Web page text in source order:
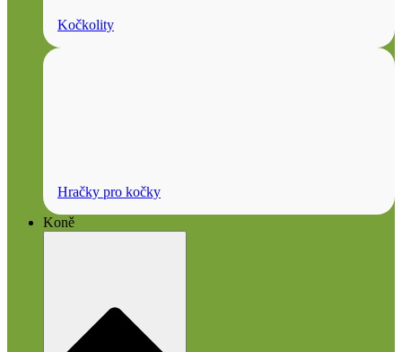
Kočkolity
Hračky pro kočky
Koně